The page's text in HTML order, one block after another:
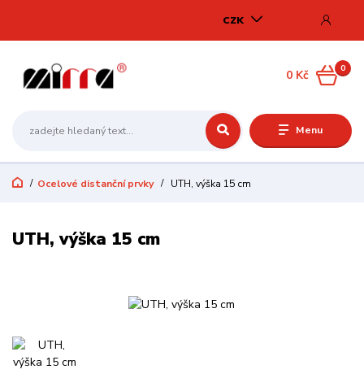
Menu
CZK
0
0 Kč
Ocelové distanční prvky UTH, výška 15 cm
UTH, výška 15 cm